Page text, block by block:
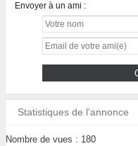
Envoyer à un ami :
Statistiques de l'annonce
Nombre de vues : 180